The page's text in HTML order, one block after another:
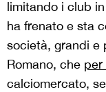
limitando i club
ha frenato e sta
società, grandi e
Romano, che per
calciomercato,